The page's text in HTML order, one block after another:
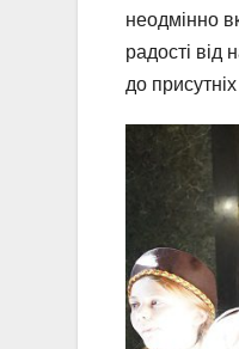
неодмінно
радості
до